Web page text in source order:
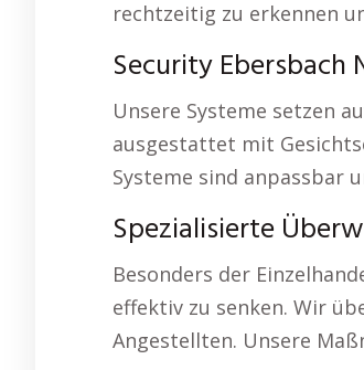
rechtzeitig zu erkennen
Security Ebersbach
Unsere Systeme setzen
ausgestattet mit
Systeme sind anpassbar
Spezialisierte
Besonders der
effektiv zu senken. Wir
Angestellten. Unsere